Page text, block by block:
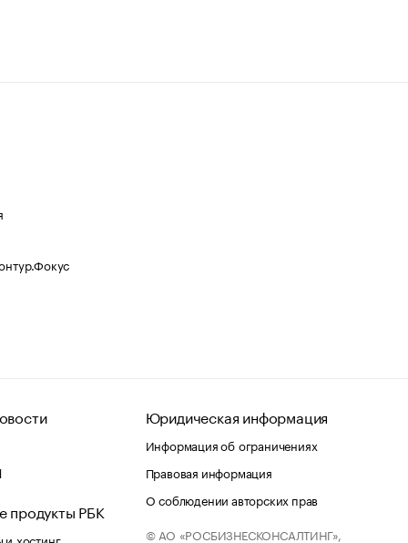
продукты РБК
хостинг
Юридическая информация
Информация об ограничениях
Правовая информация
О соблюдении авторских прав
© АО «РОСБИЗНЕСКОНСАЛТИНГ»,